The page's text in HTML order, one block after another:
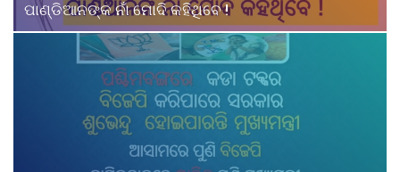
ପାଣ୍ଡିଆନଙ୍କ ନାଁ ମୋଦି କହିଥିବେ !